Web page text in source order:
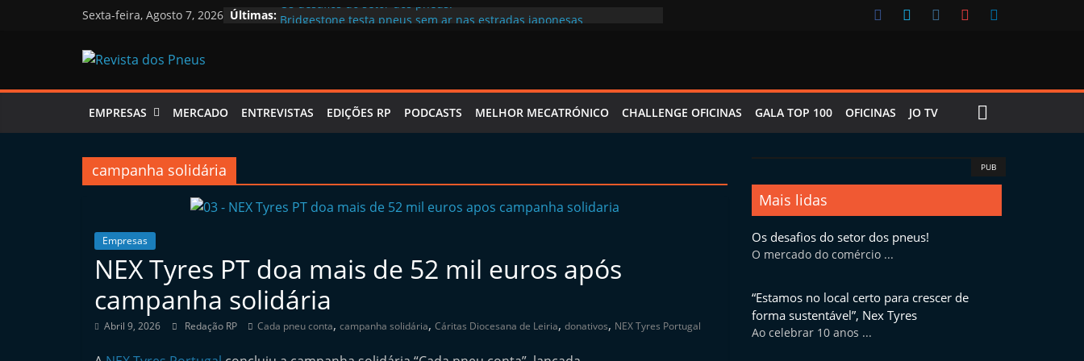
Sexta-feira, Agosto 7, 2026 Últimas: Os desafios do setor dos pneus!
Bridgestone testa pneus sem ar nas estradas japonesas
Revista
dos
Pneus
EMPRESAS MERCADO ENTREVISTAS EDIÇÕES RP PODCASTS MELHOR MECATRÓNICO CHALLENGE OFICINAS GALA TOP 100 OFICINAS JO TV
campanha solidária
Empresas
NEX Tyres PT doa mais de 52 mil euros após
campanha solidária
Abril 9, 2026 Redação RP Cada pneu conta, campanha solidária, Cáritas Diocesana de Leiria, donativos, NEX Tyres Portugal
PUB
Mais lidas
Os desafios do setor dos pneus!
O mercado do comércio ...
“Estamos no local certo para crescer de
forma sustentável”, Nex Tyres
Ao celebrar 10 anos ...